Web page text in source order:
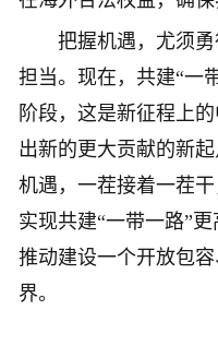
把握机遇，尤须勇
担当。现在，共建“一
阶段，这是新征程上
出新的更大贡献的新
机遇，一茬接着一茬
实现共建“一带一路”
推动建设一个开放包
界。